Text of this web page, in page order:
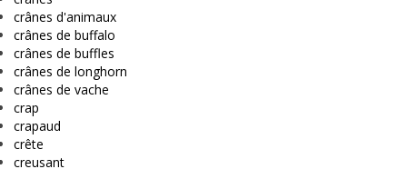
crânes d'animaux
crânes de buffalo
crânes de buffles
crânes de longhorn
crânes de vache
crap
crapaud
crête
creusant